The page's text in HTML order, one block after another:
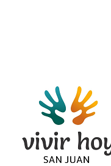
Saltar
contenido